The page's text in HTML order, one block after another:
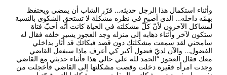
وأثناء استكمال هذا الرجل حديثه… قرّر الشاب أن يمضي ويحتفظ
بهمّه داخله… الذي أصبح في نظره مشكلة لا تستحق الشكوى بالنسبة
لمشاكل الآخرون لأنّ كلّ مشكلته في الحياة كانت أنّه أحبّ فتاة
ستكون لآخر وأثناء ذهابه إلى منزله وجد العجوز يسير خلفه فقال له
سامحني لقد سمعت مشكلتك دون قصد فبكائك قد أثار بداخلي
الفضول… والآن لديّ فضول أكبر كي أعرف ماذا سيفعل القاضي
معك فقال العجوز “الحمد لله علي حالي هذا فأثناء حديثي مع القاضي
وجدت امرأه فقيرة دخلت وقصت مشكلتها إلى القاضي فأخجلت من